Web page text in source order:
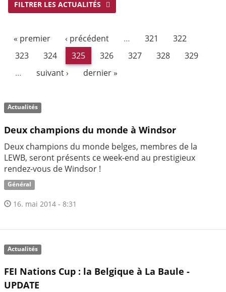
FILTRER LES ACTUALITÉS
« premier ‹ précédent … 321
322
323
324 325 326 327 328
329
…
suivant › dernier »
Actualités
Deux champions du monde à Windsor
Deux champions du monde belges, membres de la
LEWB, seront présents ce week-end au prestigieux
rendez-vous de Windsor !
Général
16. mai 2014 - 8:31
Actualités
FEI Nations Cup : la Belgique à La Baule -
UPDATE